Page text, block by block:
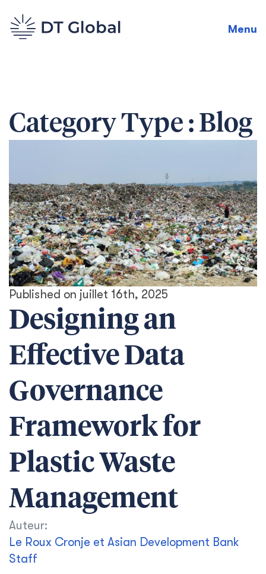
Menu
Category Type : Blog
Published on juillet 16th, 2025
Designing an
Effective Data
Governance
Framework for
Plastic Waste
Management
Auteur:
Le Roux Cronje et Asian Development Bank
Staff